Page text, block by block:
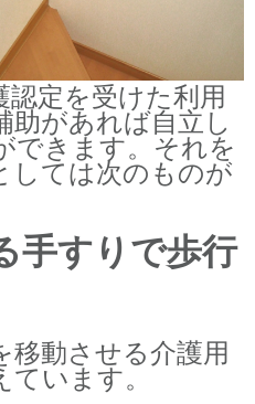
認定を受けた利用
助があれば自立し
できます。それを
しては次のものが
手すりで歩行
移動させる介護用
います。